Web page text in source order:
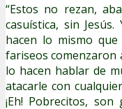
“Estos no rezan,
casuística, sin
hacen lo mismo
fariseos
lo hacen hablar de
atacarle con
¡Eh! Pobrecitos,